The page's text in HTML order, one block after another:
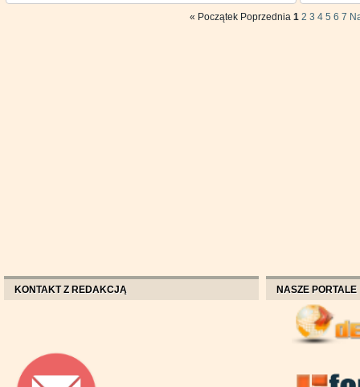
« Początek Poprzednia 1 2 3 4 5 6 7
KONTAKT Z REDAKCJĄ NASZE PORTALE